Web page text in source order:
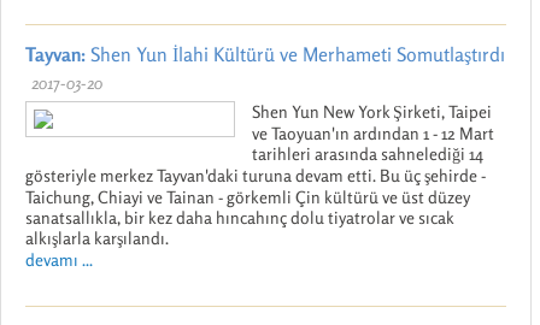
Tayvan: Shen Yun İlahi Kültürü ve Merhameti Somutlaştırdı
2017-03-20
Shen Yun New York Şirketi, Taipei
ve Taoyuan'ın ardından 1 - 12 Mart
tarihleri arasında sahnelediği 14
gösteriyle merkez Tayvan'daki turuna devam etti. Bu üç şehirde -
Taichung, Chiayi ve Tainan - görkemli Çin kültürü ve üst düzey
sanatsallıkla, bir kez daha hıncahınç dolu tiyatrolar ve sıcak
alkışlarla karşılandı.
devamı ...